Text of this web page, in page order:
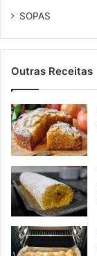
SOPAS
Outras Receitas